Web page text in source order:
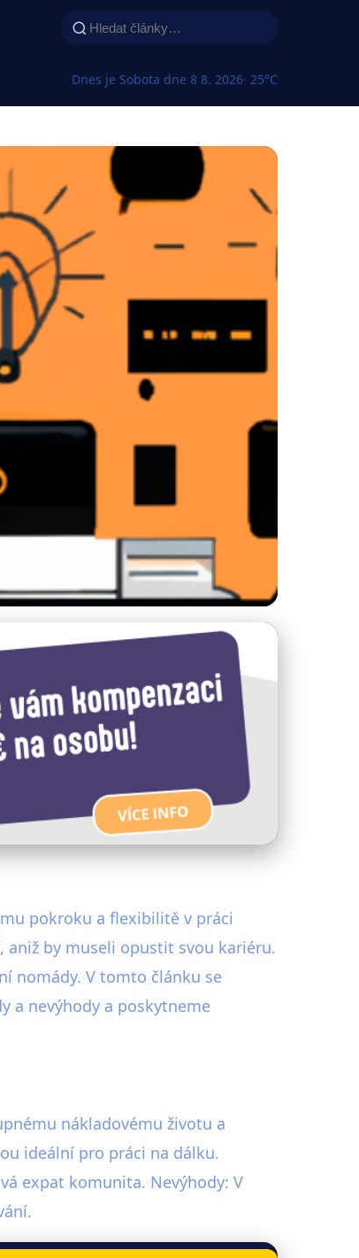
Dnes je Sobota dne 8 8. 2026· 25°C
a Tipy
pokroku a flexibilitě v práci
by museli opustit svou kariéru.
nomády. V tomto článku se
a nevýhody a poskytneme
nákladovému životu a
ideální pro práci na dálku.
expat komunita. Nevýhody: V